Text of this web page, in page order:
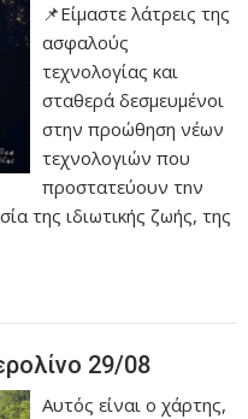
📌Είμαστε λάτρεις της
ασφαλούς
τεχνολογίας και
σταθερά δεσμευμένοι
στην προώθηση νέων
τεχνολογιών που
προστατεύουν τnν
της ιδιωτικής ζωής, της
29/08
Αυτός είναι ο χάρτης,